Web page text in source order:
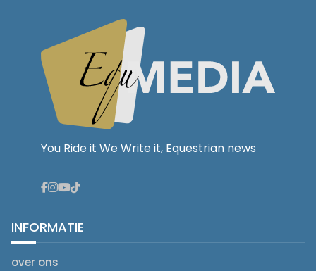
You Ride it We Write it, Equestrian news
INFORMATIE
over ons